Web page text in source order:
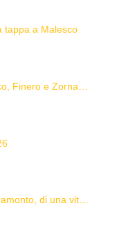
tappa a Malesco
“La Brüma – Voci al tramonto, di una vita e di un’epoca”